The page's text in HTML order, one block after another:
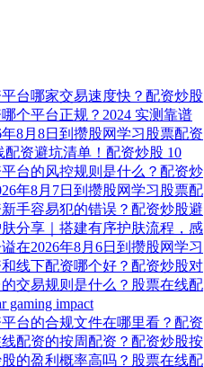
台哪家交易速度快？配资炒股
个平台正规？2024 实测靠谱
8月8日到攒股网学习股票配资
配资避坑清单！配资炒股 10
台的风控规则是什么？配资炒
年8月7日到攒股网学习股票配
手容易犯的错误？配资炒股避
分享｜搭建有序护肤流程，感
在2026年8月6日到攒股网学习
线下配资哪个好？配资炒股对
交易规则是什么？股票在线配
gaming impact
台的合规文件在哪里看？配资
配资的按周配资？配资炒股按
的盈利概率高吗？股票在线配